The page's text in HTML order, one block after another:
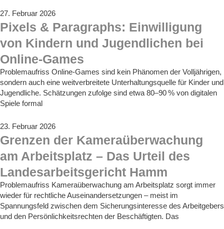
27. Februar 2026
Pixels & Paragraphs: Einwilligung
von Kindern und Jugendlichen bei
Online-Games
Problemaufriss Online-Games sind kein Phänomen der Volljährigen,
sondern auch eine weitverbreitete Unterhaltungsquelle für Kinder und
Jugendliche. Schätzungen zufolge sind etwa 80–90 % von digitalen
Spiele formal
23. Februar 2026
Grenzen der Kameraüberwachung
am Arbeitsplatz – Das Urteil des
Landesarbeitsgericht Hamm
Problemaufriss Kameraüberwachung am Arbeitsplatz sorgt immer
wieder für rechtliche Auseinandersetzungen – meist im
Spannungsfeld zwischen dem Sicherungsinteresse des Arbeitgebers
und den Persönlichkeitsrechten der Beschäftigten. Das